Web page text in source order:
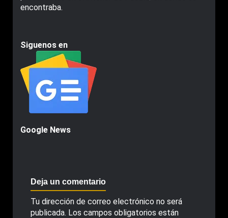
encontraba.
Siguenos en
Google News
Deja un comentario
Tu dirección de correo electrónico no será
publicada. Los campos obligatorios están